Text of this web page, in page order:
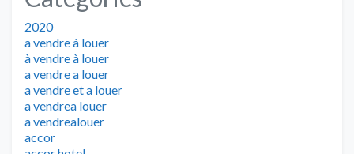
2020
a vendre à louer
à vendre à louer
a vendre a louer
a vendre et a louer
a vendrea louer
a vendrealouer
accor